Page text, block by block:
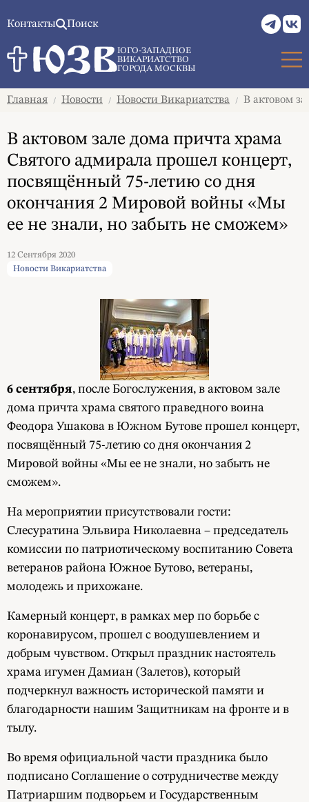
Контакты Поиск
ЮГО-ЗАПАДНОЕ
ВИКАРИАТСТВО
ГОРОДА МОСКВЫ
Главная / Новости / Новости Викариатства / В актовом
В актовом зале дома причта храма
Святого адмирала прошел концерт,
посвящённый 75-летию со дня
окончания 2 Мировой войны «Мы
ее не знали, но забыть не сможем»
12 Сентября 2020
Новости Викариатства
6 сентября, после Богослужения, в актовом зале
дома причта храма святого праведного воина
Феодора Ушакова в Южном Бутове прошел концерт,
посвящённый 75-летию со дня окончания 2
Мировой войны «Мы ее не знали, но забыть не
сможем».
На мероприятии присутствовали гости:
Слесуратина Эльвира Николаевна – председатель
комиссии по патриотическому воспитанию Совета
ветеранов района Южное Бутово, ветераны,
молодежь и прихожане.
Камерный концерт, в рамках мер по борьбе с
коронавирусом, прошел с воодушевлением и
добрым чувством. Открыл праздник настоятель
храма игумен Дамиан (Залетов), который
подчеркнул важность исторической памяти и
благодарности нашим Защитникам на фронте и в
тылу.
Во время официальной части праздника было
подписано Соглашение о сотрудничестве между
Патриаршим подворьем и Государственным